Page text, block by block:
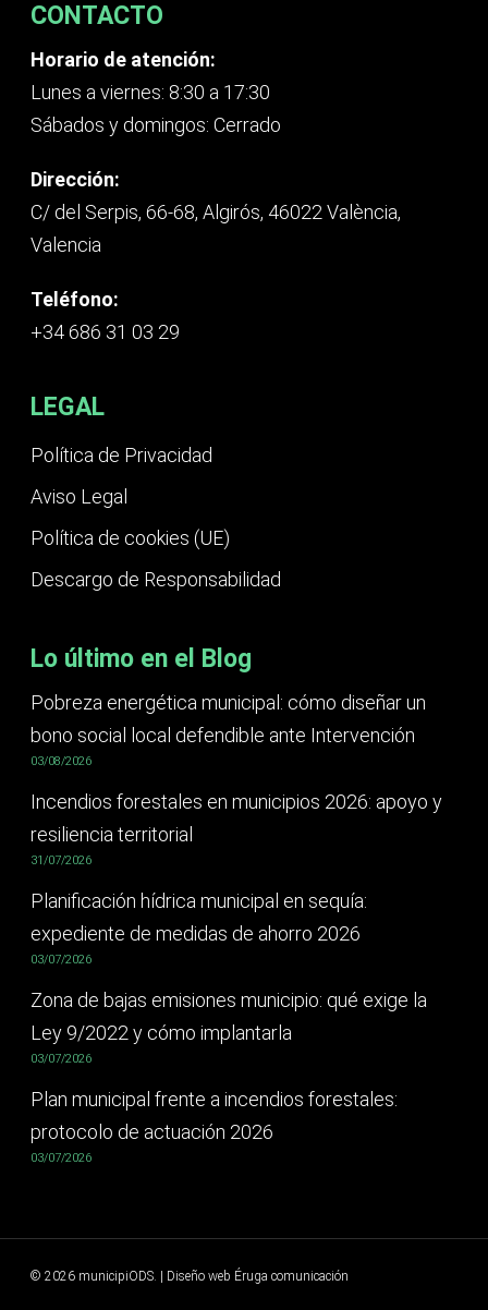
CONTACTO
Horario de atención:
Lunes a viernes: 8:30 a 17:30
Sábados y domingos: Cerrado
Dirección:
C/ del Serpis, 66-68, Algirós, 46022 València,
Valencia
Teléfono:
+34 686 31 03 29
LEGAL
Política de Privacidad
Aviso Legal
Política de cookies (UE)
Descargo de Responsabilidad
Lo último en el Blog
Pobreza energética municipal: cómo diseñar un
bono social local defendible ante Intervención
03/08/2026
Incendios forestales en municipios 2026: apoyo y
resiliencia territorial
31/07/2026
Planificación hídrica municipal en sequía:
expediente de medidas de ahorro 2026
03/07/2026
Zona de bajas emisiones municipio: qué exige la
Ley 9/2022 y cómo implantarla
03/07/2026
Plan municipal frente a incendios forestales:
protocolo de actuación 2026
03/07/2026
© 2026 municipiODS. | Diseño web Éruga comunicación